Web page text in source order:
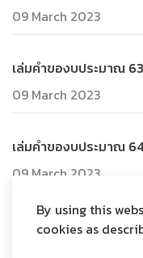
By using this
cookies as
09 March 2023
เล่มคำของบประมาณ
09 March 2023
เล่มคำของบประมาณ
09 March 2023